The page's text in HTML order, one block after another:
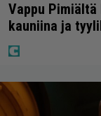
Vappu Pimiältä
kauniina ja